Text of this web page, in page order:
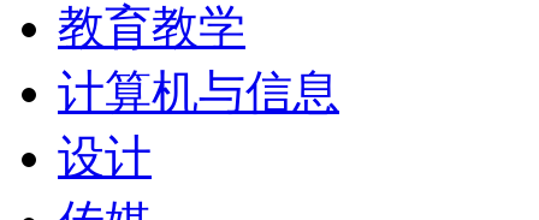
等，这项活动在美国中
万圣节活动之一，每年
齐聚在雅典一同欢度万
教育教学
计算机与信息
设计